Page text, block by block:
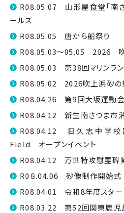
R08.05.07 山形屋食堂「南さ
ールス
R08.05.05 唐から船祭り
R08.05.03～05.05 2026
R08.05.03 第38回マリンラン
R08.05.02 2026吹上浜砂の
R08.04.26 第9回大坂運動会
R08.04.12 新生南さつま市
R08.04.12 旧久志中学
Field オープンイベント
R08.04.12 万世特攻慰霊碑
R0８.04.06 砂像制作開始式
R08.04.01 令和8年度スター
R08.03.22 第52回関東鹿児